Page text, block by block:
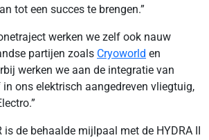
tot een succes te brengen.”
werken we zelf ook nauw
partijen zoals Cryoworld en
werken we aan de integratie van
ons elektrisch aangedreven vliegtuig,
is de behaalde mijlpaal met de HYDRA II